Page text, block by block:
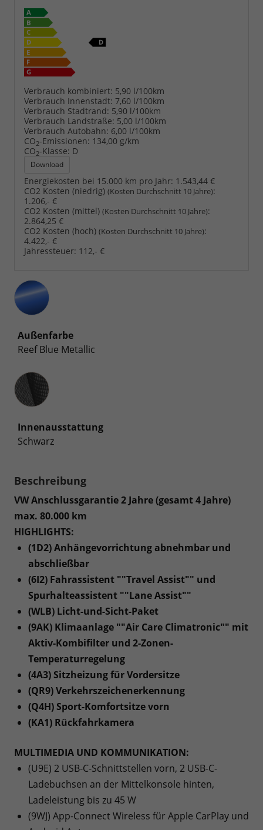
Verbrauch kombiniert: 5,90 l/100km
Verbrauch Innenstadt: 7,60 l/100km
Verbrauch Stadtrand: 5,90 l/100km
Verbrauch Landstraße: 5,00 l/100km
Verbrauch Autobahn: 6,00 l/100km
CO2-Emissionen: 134,00 g/km
CO2-Klasse: D
Download
Energiekosten bei 15.000 km pro Jahr: 1.543,44 €
CO2 Kosten (niedrig) (Kosten Durchschnitt 10 Jahre):
1.206,- €
CO2 Kosten (mittel) (Kosten Durchschnitt 10 Jahre):
2.864,25 €
CO2 Kosten (hoch) (Kosten Durchschnitt 10 Jahre):
4.422,- €
Jahressteuer: 112,- €
Außenfarbe
Reef Blue Metallic
Innenausstattung
Innenausstattung
Schwarz
Beschreibung
VW Anschlussgarantie 2 Jahre (gesamt 4 Jahre)
max. 80.000 km
HIGHLIGHTS:
(1D2) Anhängevorrichtung abnehmbar und
abschließbar
(6I2) Fahrassistent ""Travel Assist"" und
Spurhalteassistent ""Lane Assist""
(WLB) Licht-und-Sicht-Paket
(9AK) Klimaanlage ""Air Care Climatronic"" mit
Aktiv-Kombifilter und 2-Zonen-
Temperaturregelung
(4A3) Sitzheizung für Vordersitze
(QR9) Verkehrszeichenerkennung
(Q4H) Sport-Komfortsitze vorn
(KA1) Rückfahrkamera
MULTIMEDIA UND KOMMUNIKATION:
(U9E) 2 USB-C-Schnittstellen vorn, 2 USB-C-
Ladebuchsen an der Mittelkonsole hinten,
Ladeleistung bis zu 45 W
(9WJ) App-Connect Wireless für Apple CarPlay und